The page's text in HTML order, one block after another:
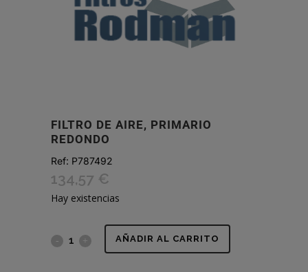
FILTRO DE AIRE, PRIMARIO
REDONDO
Ref: P787492
134,57 €
Hay existencias
FILTRO AÑADIR AL CARRITO